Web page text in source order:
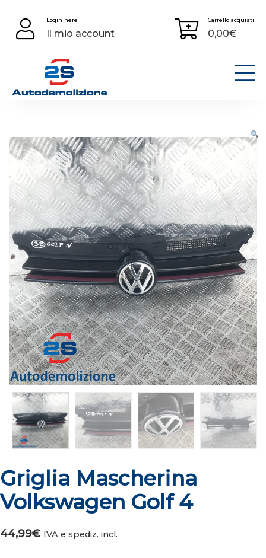
content
Login here
Il mio account
Carrello acquisti
0,00€
Griglia Mascherina
Volkswagen Golf 4
44,99€ IVA e spediz. incl.